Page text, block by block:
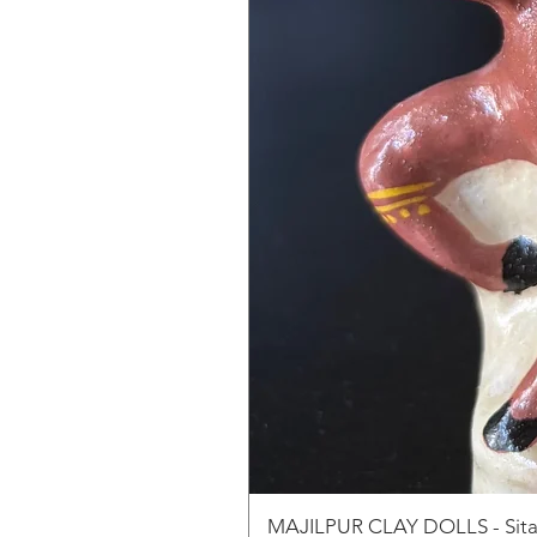
MAJILPUR CLAY DOLLS -